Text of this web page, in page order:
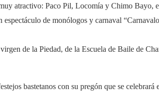
atractivo: Paco Pil, Locomía y Chimo Bayo,
de monólogos y carnaval
de la Piedad, de la Escuela de Baile de
bastetanos con su pregón que se celebrará